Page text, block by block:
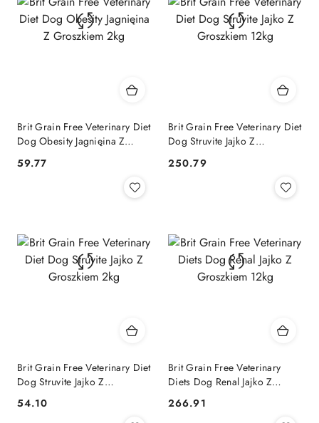
Brit Grain Free Veterinary Diet
Dog Obesity Jagnięina Z
Cena:
59.77
Brit Grain Free Veterinary Diet
Dog Struvite Jajko Z
Cena:
250.79
Brit Grain Free Veterinary Diet
Dog Struvite Jajko Z
Cena:
54.10
Brit Grain Free Veterinary
Diets Dog Renal Jajko Z
Cena:
266.91